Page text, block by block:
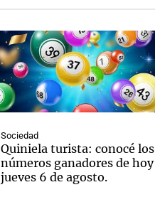
Sociedad
Quiniela turista: conocé los
números ganadores de hoy
jueves 6 de agosto.